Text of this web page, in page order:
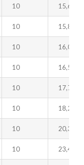
10 15,63
10 15,84
10 16,01
10 16,53
10 17,76
10 18,22
10 20,35
10 23,41